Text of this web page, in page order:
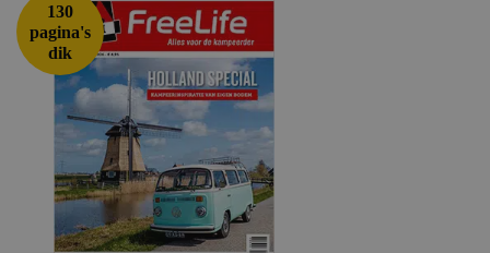
130
pagina's
dik